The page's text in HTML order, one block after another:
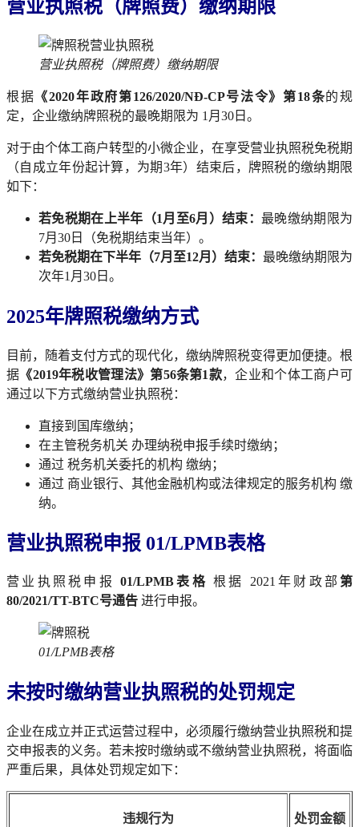
营业执照税（牌照费）缴纳期限
营业执照税（牌照费）缴纳期限
根据 《2020年政府第126/2020/NĐ-CP号法令》第18条的规
定，企业缴纳牌照税的最晚期限为 1月30日。
对于由个体工商户转型的小微企业，在享受营业执照税免税期
（自成立年份起计算，为期3年）结束后，牌照税的缴纳期限
如下：
若免税期在上半年（1月至6月）结束： 最晚缴纳期限为
7月30日（免税期结束当年）。
若免税期在下半年（7月至12月）结束： 最晚缴纳期限为
次年1月30日。
2025年牌照税缴纳方式
目前，随着支付方式的现代化，缴纳牌照税变得更加便捷。根
据 《2019年税收管理法》第56条第1款，企业和个体工商户可
通过以下方式缴纳营业执照税：
直接到国库缴纳；
在主管税务机关 办理纳税申报手续时缴纳；
通过 税务机关委托的机构 缴纳；
通过 商业银行、其他金融机构或法律规定的服务机构 缴
纳。
营业执照税申报 01/LPMB表格
营业执照税申报 01/LPMB表格 根据 2021年财政部 第
80/2021/TT-BTC号通告 进行申报。
01/LPMB表格
未按时缴纳营业执照税的处罚规定
企业在成立并正式运营过程中，必须履行缴纳营业执照税和提
交申报表的义务。若未按时缴纳或不缴纳营业执照税，将面临
严重后果，具体处罚规定如下：
违规行为 处罚金额